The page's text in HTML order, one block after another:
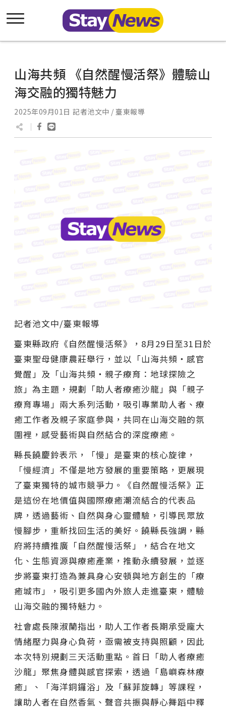
山海共頻 《自然醒慢活祭》體驗山
海交融的獨特魅力
2025年09月01日 記者池文中 / 臺東報導
記者池文中/臺東報導
臺東縣政府《自然醒慢活祭》，8月29日至31日於
臺東聖母健康農莊舉行，並以「山海共頻・感官
覺醒」及「山海共頻・親子療育：地球探險之
旅」為主題，規劃「助人者療癒沙龍」與「親子
療育專場」兩大系列活動，吸引專業助人者、療
癒工作者及親子家庭參與，共同在山海交融的氛
圍裡，感受藝術與自然結合的深度療癒。
縣長饒慶鈴表示，「慢」是臺東的核心旋律，
「慢經濟」不僅是地方發展的重要策略，更展現
了臺東獨特的城市競爭力。《自然醒慢活祭》正
是這份在地價值與國際療癒潮流結合的代表品
牌，透過藝術、自然與身心靈體驗，引導民眾放
慢腳步，重新找回生活的美好。饒縣長強調，縣
府將持續推廣「自然醒慢活祭」，結合在地文
化、生態資源與療癒產業，推動永續發展，並逐
步將臺東打造為兼具身心安頓與地方創生的「療
癒城市」，吸引更多國內外旅人走進臺東，體驗
山海交融的獨特魅力。
社會處長陳淑蘭指出，助人工作者長期承受龐大
情緒壓力與身心負荷，亟需被支持與照顧，因此
本次特別規劃三天活動重點。首日「助人者療癒
沙龍」聚焦身體與感官探索，透過「島嶼森林療
癒」、「海洋銅鑼浴」及「蘇菲旋轉」等課程，
讓助人者在自然香氣、聲音共振與靜心舞蹈中釋